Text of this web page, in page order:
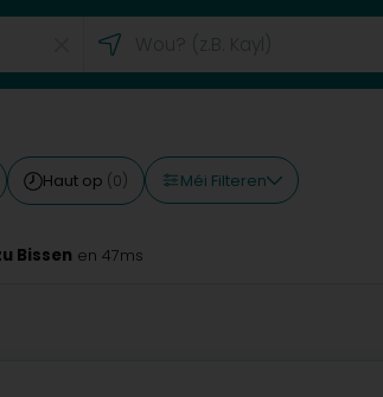
Haut op (0) Méi Filteren
Bissen en 47ms